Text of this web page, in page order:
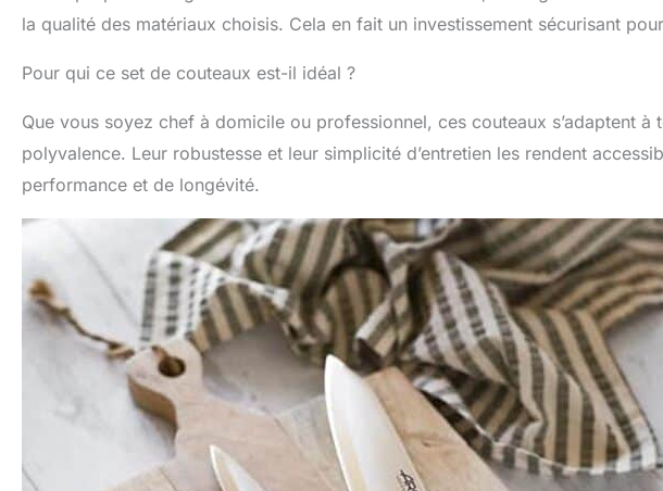
la qualité des matériaux choisis. Cela en fait un investissement sécurisant
Pour qui ce set de couteaux est-il idéal ?
Que vous soyez chef à domicile ou professionnel, ces couteaux s’adaptent à
polyvalence. Leur robustesse et leur simplicité d’entretien les rendent
performance et de longévité.